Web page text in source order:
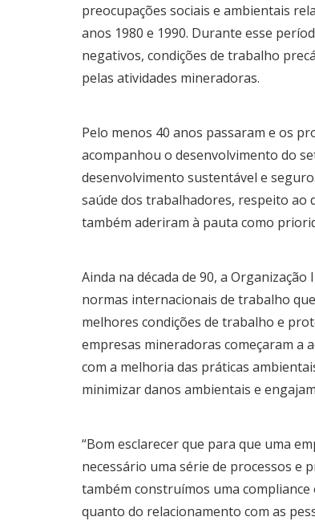
preocupações sociais e ambientais
anos 1980 e 1990. Durante esse
negativos, condições de trabalho
pelas atividades mineradoras.
Pelo menos 40 anos passaram e os
acompanhou o desenvolvimento do
desenvolvimento sustentável e
saúde dos trabalhadores, respeito ao
também aderiram à pauta como
Ainda na década de 90, a
normas internacionais de trabalho
melhores condições de trabalho e
empresas mineradoras começaram a
com a melhoria das práticas
minimizar danos ambientais e
“Bom esclarecer que para que uma
necessário uma série de processos e
também construímos uma
quanto do relacionamento com as